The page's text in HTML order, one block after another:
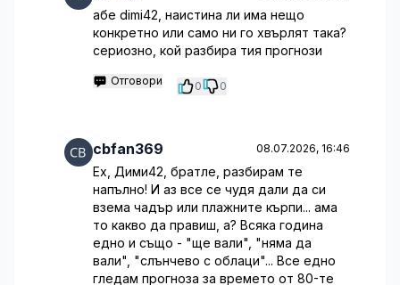
абе dimi42, наистина ли има нещо
конкретно или само ни го хвърлят така?
сериозно, кой разбира тия прогнози
Отговори 0 0
cbfan369 08.07.2026, 16:46
Ех, Дими42, братле, разбирам те
напълно! И аз все се чудя дали да си
взема чадър или плажните кърпи... ама
то какво да правиш, а? Всяка година
едно и също - "ще вали", "няма да
вали", "слънчево с облаци"... Все едно
гледам прогноза за времето от 80-те